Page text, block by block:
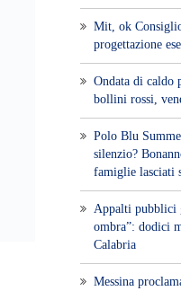
Mit, ok
progettazione
Ondata di caldo
bollini rossi,
Polo Blu
silenzio?
famiglie lasciati
Appalti pubblici
ombra”: dodici
Calabria
Messina